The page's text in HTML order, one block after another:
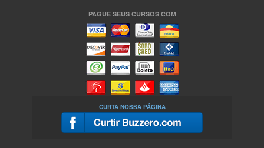
PAGUE SEUS CURSOS COM
CURTA NOSSA PÁGINA